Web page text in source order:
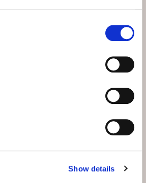
Show details
(23.5. – 1.11.26)
, Teilnahme an Open Gyms
die Winterwanderwege
vergünstigten Vereinaverlad-